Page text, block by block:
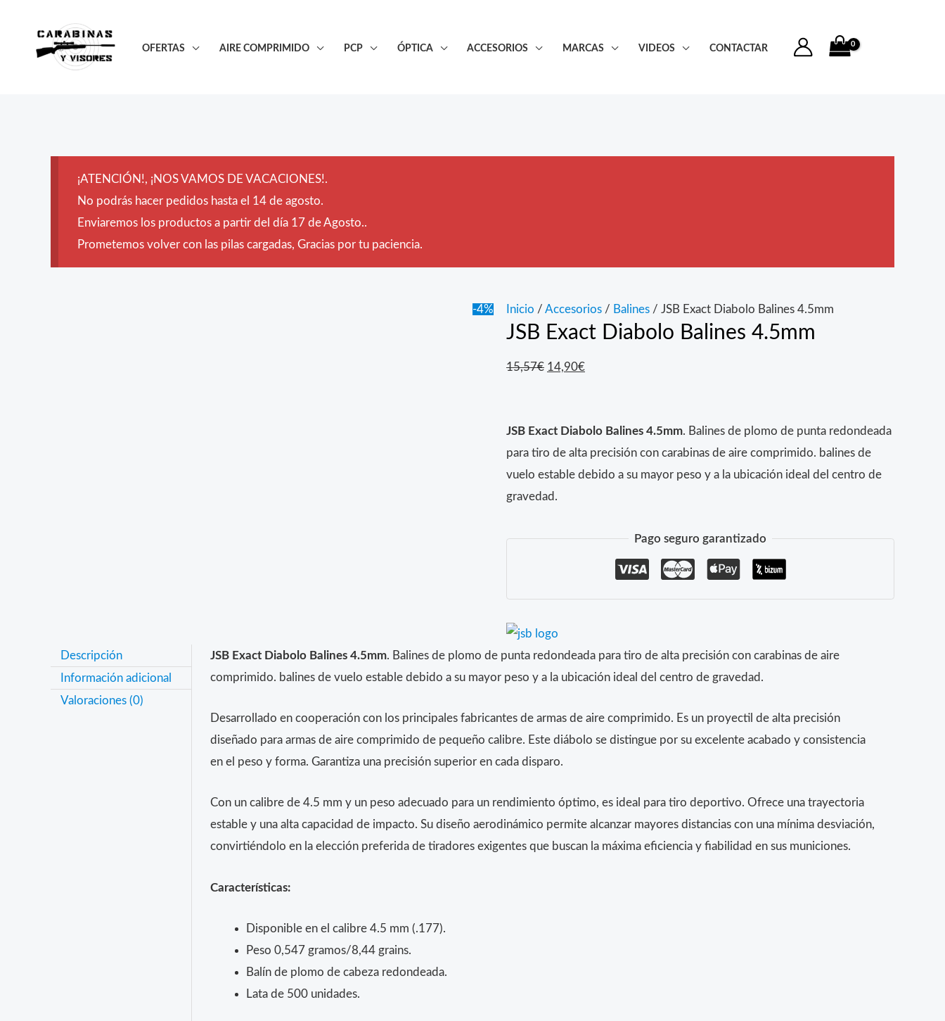
contenido
OFERTAS AIRE COMPRIMIDO PCP ÓPTICA ACCESORIOS MARCAS VIDEOS CONTACTAR
¡ATENCIÓN!, ¡NOS VAMOS DE VACACIONES!.
No podrás hacer pedidos hasta el 14 de agosto.
Enviaremos los productos a partir del día 17 de Agosto..
Prometemos volver con las pilas cargadas, Gracias por tu paciencia.
-4% Inicio / Accesorios / Balines / JSB Exact Diabolo Balines 4.5mm
JSB Exact Diabolo Balines 4.5mm
15,57€ El
era:
15,57€.
14,90€El
es:
14,90€.
JSB Exact Diabolo Balines 4.5mm. Balines de plomo de punta redondeada
para tiro de alta precisión con carabinas de aire comprimido. balines de
vuelo estable debido a su mayor peso y a la ubicación ideal del centro de
gravedad.
Pago seguro garantizado
Descripción
Información adicional
Valoraciones (0)
JSB Exact Diabolo Balines 4.5mm. Balines de plomo de punta redondeada para tiro de alta precisión con carabinas de aire
comprimido. balines de vuelo estable debido a su mayor peso y a la ubicación ideal del centro de gravedad.
Desarrollado en cooperación con los principales fabricantes de armas de aire comprimido. Es un proyectil de alta precisión
diseñado para armas de aire comprimido de pequeño calibre. Este diábolo se distingue por su excelente acabado y consistencia
en el peso y forma. Garantiza una precisión superior en cada disparo.
Con un calibre de 4.5 mm y un peso adecuado para un rendimiento óptimo, es ideal para tiro deportivo. Ofrece una trayectoria
estable y una alta capacidad de impacto. Su diseño aerodinámico permite alcanzar mayores distancias con una mínima desviación,
convirtiéndolo en la elección preferida de tiradores exigentes que buscan la máxima eficiencia y fiabilidad en sus municiones.
Características:
Disponible en el calibre 4.5 mm (.177).
Peso 0,547 gramos/8,44 grains.
Balín de plomo de cabeza redondeada.
Lata de 500 unidades.